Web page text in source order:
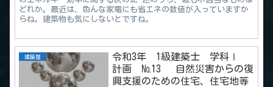
どれか。最近は、色んな家電にも省エネの数値が入っていますか
らね。建築物も気にしないとですね。
建築屋
令和3年 1級建築士 学科Ⅰ
計画 №13 自然災害からの復
興支援のための住宅、住宅地等